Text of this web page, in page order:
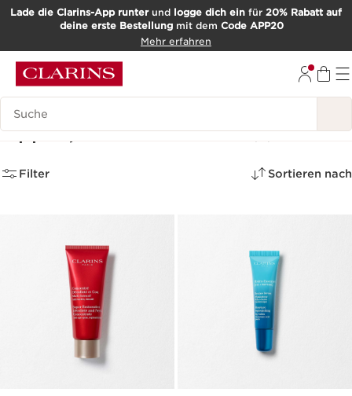
WEITER ZUM INHALT
Lade die Clarins-App runterund logge dich ein für 20% Rabatt auf
deine erste Bestellungmit dem Code APP20
Mehr erfahren
Such-Historie
Lippen, Hals & Dekolleté (6)
Filter Sortieren nach